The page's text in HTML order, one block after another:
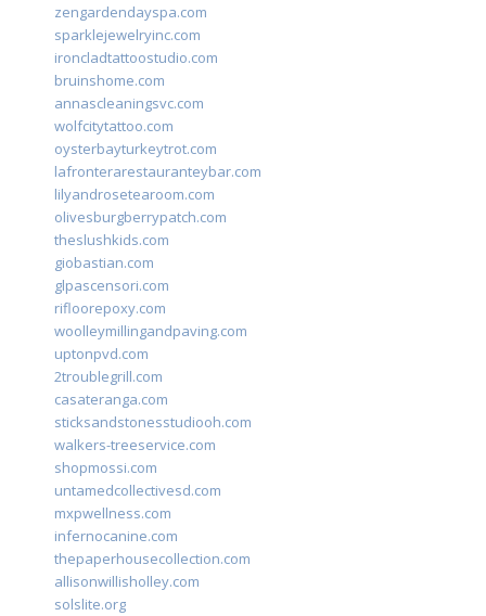
zengardendayspa.com
sparklejewelryinc.com
ironcladtattoostudio.com
bruinshome.com
annascleaningsvc.com
wolfcitytattoo.com
oysterbayturkeytrot.com
lafronterarestauranteybar.com
lilyandrosetearoom.com
olivesburgberrypatch.com
theslushkids.com
giobastian.com
glpascensori.com
rifloorepoxy.com
woolleymillingandpaving.com
uptonpvd.com
2troublegrill.com
casateranga.com
sticksandstonesstudiooh.com
walkers-treeservice.com
shopmossi.com
untamedcollectivesd.com
mxpwellness.com
infernocanine.com
thepaperhousecollection.com
allisonwillisholley.com
solslite.org